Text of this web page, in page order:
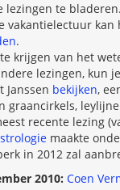
lezingen te
vakantielectuur kan
.
krijgen van het
lezingen, kun
Janssen bekijken,
graancirkels,
recente lezing
maakte
in 2012 zal
2010: Coen